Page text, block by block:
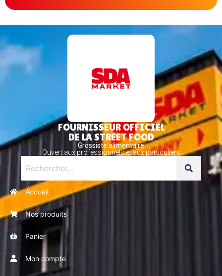
FOURNISSEUR OFFICIEL
DE LA STREET FOOD
Grossiste alimentaire
Ouvert aux professionnels et aux particuliers
Accueil
Nos produits
Panier
Mon compte